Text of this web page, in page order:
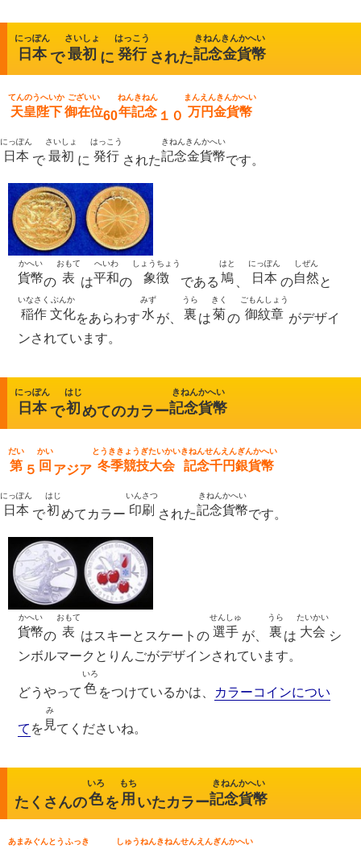
日本
にっぽん
で 最初
さいしょ
に 発行
はっこう
された記念金貨幣
きねんきんかへい
天皇陛下
てんのうへいか
御在位
ございい
60年記念
ねんきねん
１０ 万円金貨幣
まんえんきんかへい
日本
にっぽん
で 最初
さいしょ
に 発行
はっこう
された記念金貨幣
きねんきんかへい
です。
貨幣
かへい
の 表
おもて
は平和
へいわ
の 象徴
しょうちょう
である 鳩
はと
日本
にっぽん
の自然
しぜん
と
稲作
いなさく
文化
ぶんか
をあらわす 水
みず
が、 裏
うら
は菊
きく
の 御紋章
ごもんしょう
がデザイ
ンされています。
日本
にっぽん
で初
はじ
めてのカラー記念貨幣
きねんかへい
第
だい
５ 回
かい
アジア 冬季競技大会
とうききょうぎたいかい
記念千円銀貨幣
きねんせんえんぎんかへい
日本
にっぽん
で初
はじ
めてカラー 印刷
いんさつ
された記念貨幣
きねんかへい
です。
貨幣
かへい
の 表
おもて
はスキーとスケートの 選手
せんしゅ
が、 裏
うら
は 大会
たいかい
シ
ンボルマークとりんごがデザインされています。
どうやって 色
いろ
をつけているかは、 カラーコインについ
て を 見
み
てくださいね。
たくさんの色
いろ
を 用
もち
いたカラー記念貨幣
きねんかへい
あまみぐんとう ふっき しゅうねんきねんせんえんぎんかへい